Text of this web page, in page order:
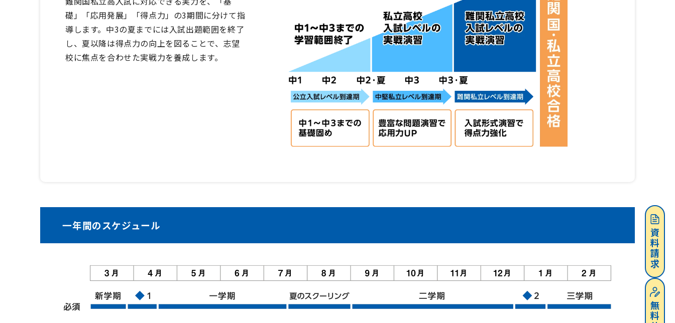
資料請求
礎」「応用発展」「得点力」の3期間に分けて指
導します。中3の夏までには入試出題範囲を終了
し、夏以降は得点力の向上を図ることで、志望
校に焦点を合わせた実戦力を養成します。
一年間のスケジュール